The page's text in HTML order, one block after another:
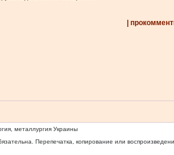
|
металлургия Украины
Перепечатка, копирование или